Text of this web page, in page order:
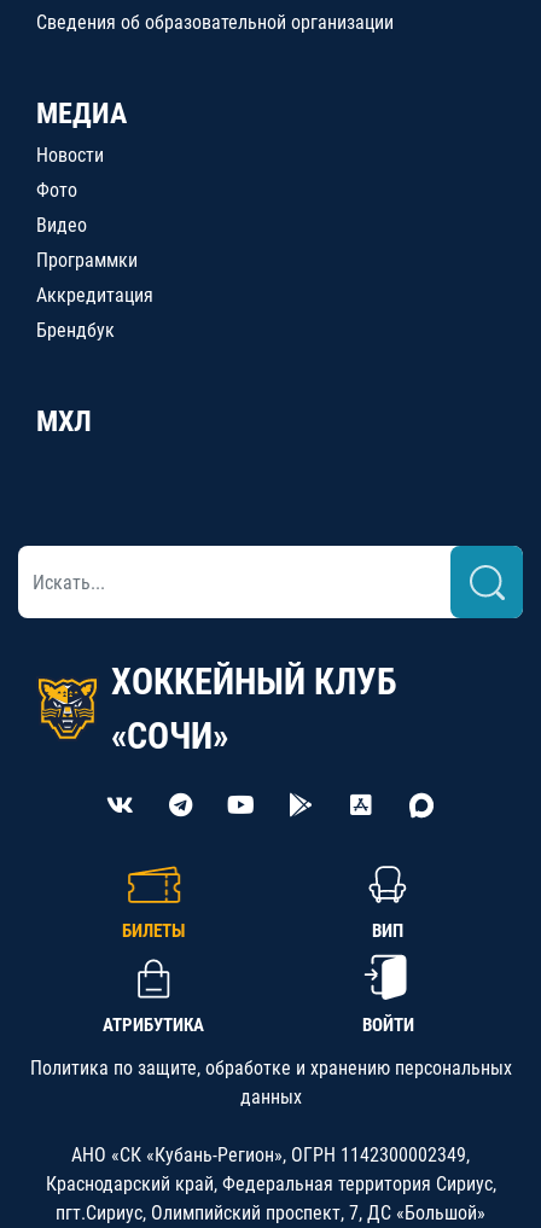
Сведения об образовательной организации
МЕДИА
Новости
Фото
Видео
Программки
Аккредитация
Брендбук
МХЛ
ХОККЕЙНЫЙ КЛУБ
«СОЧИ»
БИЛЕТЫ ВИП
АТРИБУТИКА ВОЙТИ
Политика по защите, обработке и хранению персональных
данных
АНО «СК «Кубань-Регион», ОГРН 1142300002349,
Краснодарский край, Федеральная территория Сириус,
пгт.Сириус, Олимпийский проспект, 7, ДС «Большой»